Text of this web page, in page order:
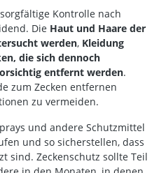
Kontrolle nach
Die Haut und Haare der
werden, Kleidung
die sich dennoch
entfernt werden.
zum Zecken entfernen
zu vermeiden.
und andere Schutzmittel
und so sicherstellen, dass
sind. Zeckenschutz sollte Teil